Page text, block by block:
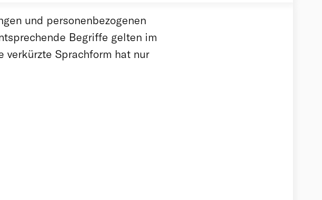
und per­so­nen­be­zo­ge­nen
Be­grif­fe gel­ten im
ver­kürz­te Sprach­form hat nur